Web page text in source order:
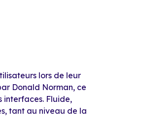
lors de leur
Donald Norman, ce
interfaces. Fluide,
tant au niveau de la